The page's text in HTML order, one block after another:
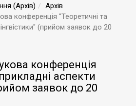
(Архів)
Архів
конференція "Теоретичні та
(прийом заявок до 20
конференція
аспекти
заявок до 20